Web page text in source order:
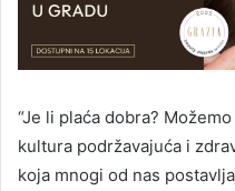
“Je li plaća dobra?
kultura podržavajuća i
koja mnogi od nas